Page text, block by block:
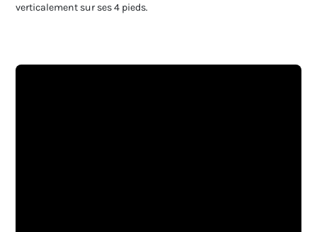
verticalement sur ses 4 pieds.